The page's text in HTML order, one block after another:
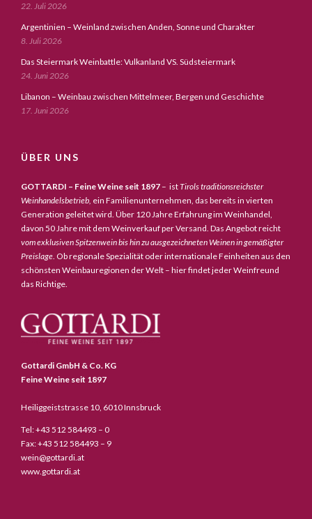
22. Juli 2026
Argentinien – Weinland zwischen Anden, Sonne und Charakter
8. Juli 2026
Das Steiermark Weinbattle: Vulkanland VS. Südsteiermark
24. Juni 2026
Libanon – Weinbau zwischen Mittelmeer, Bergen und Geschichte
17. Juni 2026
ÜBER UNS
GOTTARDI – Feine Weine seit 1897 – istTirols traditionsreichster
Weinhandelsbetrieb, ein Familienunternehmen, das bereits in vierten
Generation geleitet wird. Über 120 Jahre Erfahrung im Weinhandel,
davon 50 Jahre mit dem Weinverkauf per Versand. Das Angebot reicht
vom exklusiven Spitzenwein bis hin zu ausgezeichneten Weinen in gemäßigter
Preislage. Ob regionale Spezialität oder internationale Feinheiten aus den
schönsten Weinbauregionen der Welt – hier findet jeder Weinfreund
das Richtige.
Gottardi GmbH & Co. KG
Feine Weine seit 1897
Heiliggeiststrasse 10, 6010 Innsbruck
Tel: +43 512 584493 – 0
Fax: +43 512 584493 – 9
wein@gottardi.at
www.gottardi.at